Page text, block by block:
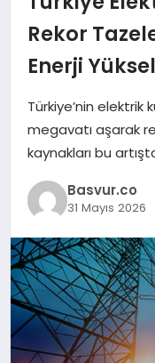
KRIPTO HABER
Rekor
Enerji
Türkiye’nin elektrik
megavatı aşarak
kaynakları bu
Basvur.co
31 Mayıs 2026